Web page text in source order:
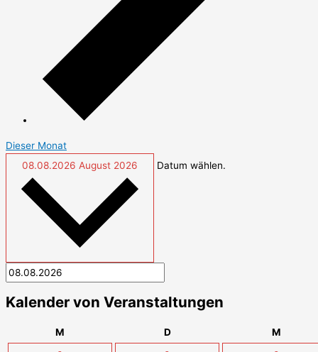
Dieser Monat
08.08.2026 August 2026 Datum wählen.
Kalender von Veranstaltungen
M DDienstag M